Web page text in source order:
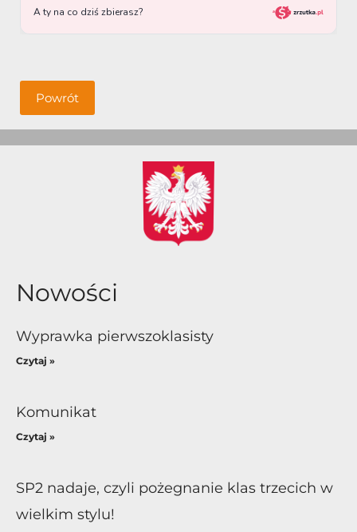
Powrót
Nowości
Wyprawka pierwszoklasisty
Czytaj »
Komunikat
Czytaj »
SP2 nadaje, czyli pożegnanie klas trzecich w
wielkim stylu!